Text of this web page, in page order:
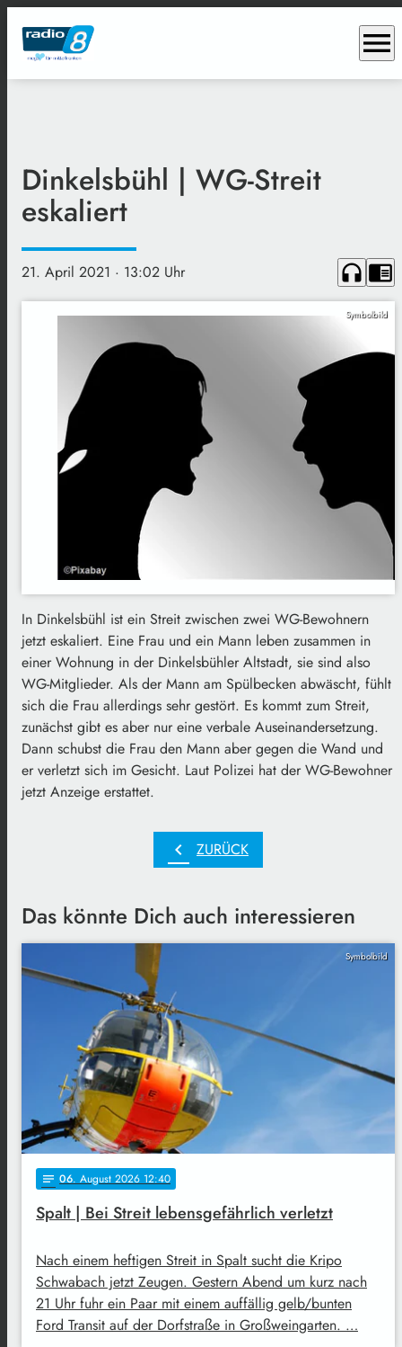
menu
Dinkelsbühl | WG-Streit
eskaliert
21. April 2021 · 13:02 Uhr headphones chrome_reader_mode
Symbolbild
In Dinkelsbühl ist ein Streit zwischen zwei WG-Bewohnern
jetzt eskaliert. Eine Frau und ein Mann leben zusammen in
einer Wohnung in der Dinkelsbühler Altstadt, sie sind also
WG-Mitglieder. Als der Mann am Spülbecken abwäscht, fühlt
sich die Frau allerdings sehr gestört. Es kommt zum Streit,
zunächst gibt es aber nur eine verbale Auseinandersetzung.
Dann schubst die Frau den Mann aber gegen die Wand und
er verletzt sich im Gesicht. Laut Polizei hat der WG-Bewohner
jetzt Anzeige erstattet.
chevron_left ZURÜCK
Das könnte Dich auch interessieren
Symbolbild
notes 06. August 2026 12:40
Spalt | Bei Streit lebensgefährlich verletzt
Nach einem heftigen Streit in Spalt sucht die Kripo
Schwabach jetzt Zeugen. Gestern Abend um kurz nach
21 Uhr fuhr ein Paar mit einem auffällig gelb/bunten
Ford Transit auf der Dorfstraße in Großweingarten. …